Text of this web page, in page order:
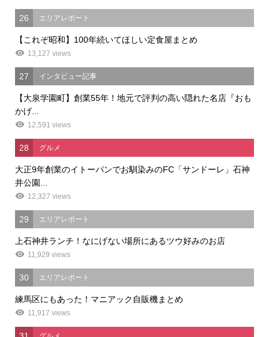
26 エリアレポート
【これぞ昭和】100年続いてほしい定食屋まとめ
13,127 views
27 インタビュー記事
【大泉学園町】創業55年！地元で評判の高い隠れた名店『おも
かげ...
12,591 views
28 グルメ
大正9年創業のイトーパンでお馴染みのFC「サンドーレ」石神
井公園...
12,327 views
29 エリアレポート
上石神井ランチ！なにげない場所にあるツウ好みのお店
11,929 views
30 エリアレポート
練馬区にもあった！マニアック自販機まとめ
11,917 views